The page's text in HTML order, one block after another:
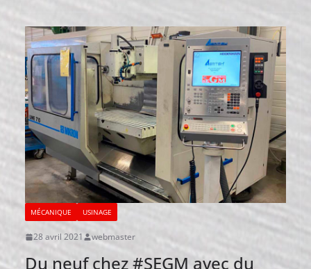
MÉCANIQUE USINAGE
28 avril 2021 webmaster
Du neuf chez #SEGM avec du